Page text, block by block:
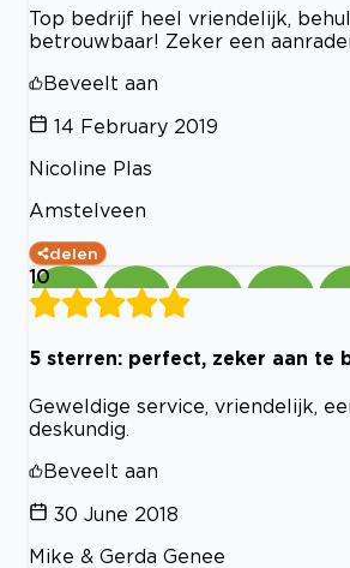
Top bedrijf heel vriendelijk,
betrouwbaar! Zeker een
Beveelt aan
14 February 2019
Nicoline Plas
Amstelveen
delen
10
5 sterren: perfect, zeker aan te
Geweldige service, vriendelijk,
deskundig.
Beveelt aan
30 June 2018
Mike & Gerda Genee